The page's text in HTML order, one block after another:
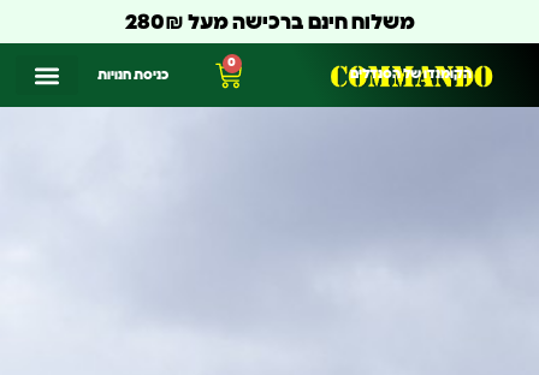
משלוח חינם ברכישה מעל 280₪
הקומנדו של הסנדלים
0
כניסת חנויות